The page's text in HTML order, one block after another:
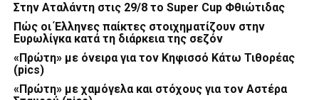
Στην Αταλάντη στις 29/8 το Super Cup Φθιώτιδας
Πώς οι Έλληνες παίκτες στοιχηματίζουν στην
Ευρωλίγκα κατά τη διάρκεια της σεζόν
«Πρώτη» με όνειρα για τον Κηφισσό Κάτω Τιθορέας
(pics)
«Πρώτη» με χαμόγελα και στόχους για τον Αστέρα